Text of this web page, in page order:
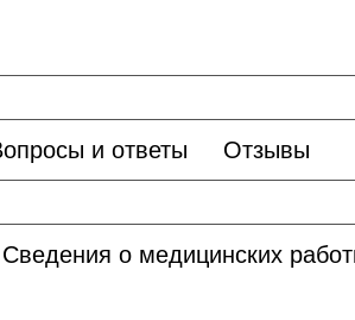
и ответы Отзывы
Сведения о медицинских